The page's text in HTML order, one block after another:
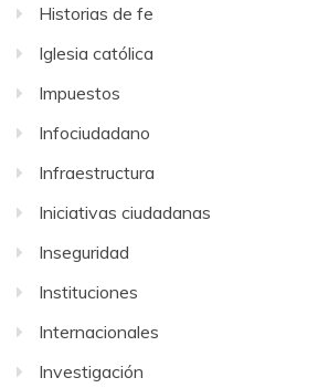
Historias de fe
Iglesia católica
Impuestos
Infociudadano
Infraestructura
Iniciativas ciudadanas
Inseguridad
Instituciones
Internacionales
Investigación